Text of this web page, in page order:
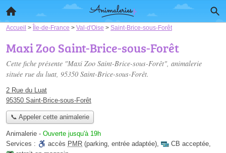
Accueil > Île-de-France > Val-d'Oise > Saint-Brice-sous-Forêt
Maxi Zoo Saint-Brice-sous-Forêt
Cette fiche présente "Maxi Zoo Saint-Brice-sous-Forêt", animalerie
située rue du luat, 95350 Saint-Brice-sous-Forêt.
2 Rue du Luat
95350 Saint-Brice-sous-Forêt
📞 Appeler cette animalerie
Animalerie - Ouverte jusqu'à 19h
Services :
accès PMR (parking, entrée adaptée), CB acceptée,